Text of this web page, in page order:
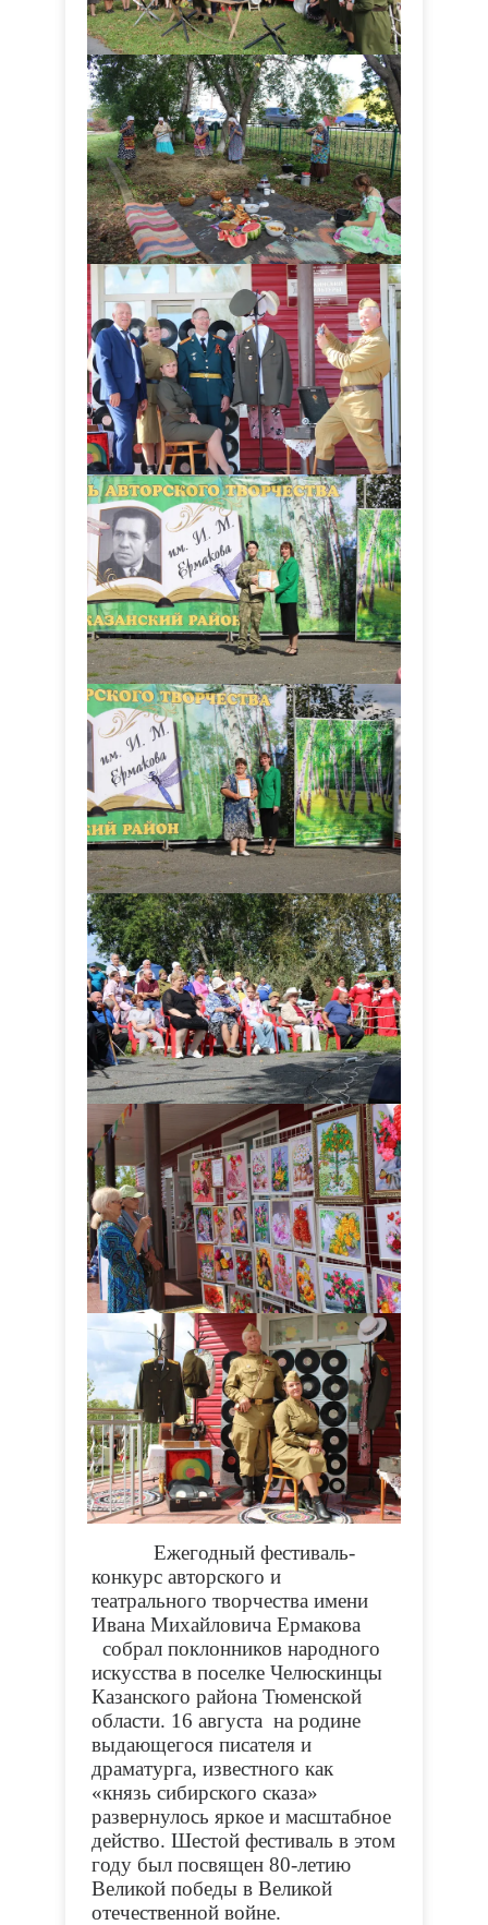
Ежегодный фестиваль-
конкурс авторского и
театрального творчества имени
Ивана Михайловича Ермакова
собрал поклонников народного
искусства в поселке Челюскинцы
Казанского района Тюменской
области. 16 августа на родине
выдающегося писателя и
драматурга, известного как
«князь сибирского сказа»
развернулось яркое и масштабное
действо. Шестой фестиваль в этом
году был посвящен 80-летию
Великой победы в Великой
отечественной войне.